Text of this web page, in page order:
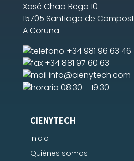
Xosé Chao Rego 10
15705 Santiago de
A Coruña
+34 981 96 63 46
+34 881 97 60 63
info@cienytech.com
08:30 – 19:30
CIENYTECH
Inicio
Quiénes somos